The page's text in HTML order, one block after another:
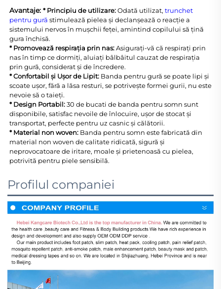
Avantaje: * Principiu de utilizare: Odată utilizat, trunchet
pentru gură stimulează pielea și declanșează o reacție a
sistemului nervos în mușchii feței, amintind copilului să țină
gura închisă.
* Promovează respirația prin nas: Asigurați-vă că respirați prin
nas în timp ce dormiți, aluiați bâlbâitul cauzat de respirația
prin gură, considerat și de încredere.
* Confortabil și Ușor de Lipit: Banda pentru gură se poate lipi și
scoate ușor, fără a lăsa resturi, se potrivește formei gurii, nu este
nevoie să o taieți.
* Design Portabil: 30 de bucati de banda pentru somn sunt
disponibile, satisfac nevoile de înlocuire, ușor de stocat și
transportat, perfecte pentru uz casnic și călătorii.
* Material non woven: Banda pentru somn este fabricată din
material non woven de calitate ridicată, sigură și
neprovocatoare de iritare, moale și prietenoasă cu pielea,
potrivită pentru piele sensibilă.
Profilul companiei